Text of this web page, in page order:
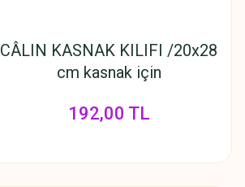
CÂLIN KASNAK KILIFI /20x28
cm kasnak için
192,00 TL